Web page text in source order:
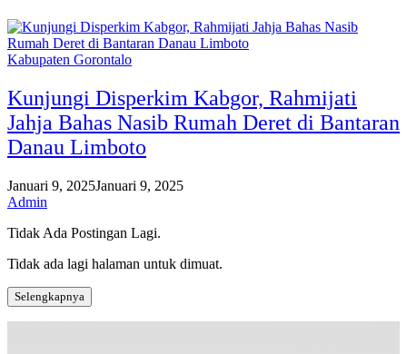
Kabupaten Gorontalo
Kunjungi Disperkim Kabgor, Rahmijati
Jahja Bahas Nasib Rumah Deret di Bantaran
Danau Limboto
Januari 9, 2025Januari 9, 2025
Admin
Tidak Ada Postingan Lagi.
Tidak ada lagi halaman untuk dimuat.
Selengkapnya